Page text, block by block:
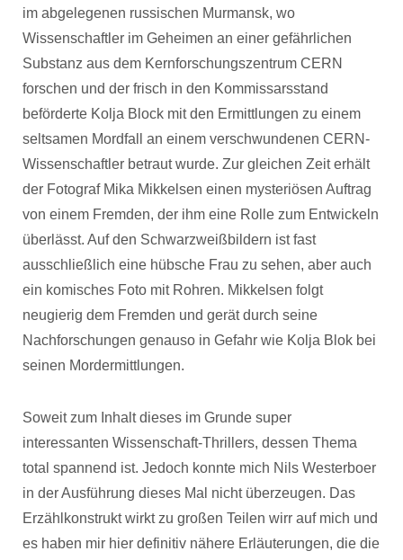
im abgelegenen russischen Murmansk, wo
Wissenschaftler im Geheimen an einer gefährlichen
Substanz aus dem Kernforschungszentrum CERN
forschen und der frisch in den Kommissarsstand
beförderte Kolja Block mit den Ermittlungen zu einem
seltsamen Mordfall an einem verschwundenen CERN-
Wissenschaftler betraut wurde. Zur gleichen Zeit erhält
der Fotograf Mika Mikkelsen einen mysteriösen Auftrag
von einem Fremden, der ihm eine Rolle zum Entwickeln
überlässt. Auf den Schwarzweißbildern ist fast
ausschließlich eine hübsche Frau zu sehen, aber auch
ein komisches Foto mit Rohren. Mikkelsen folgt
neugierig dem Fremden und gerät durch seine
Nachforschungen genauso in Gefahr wie Kolja Blok bei
seinen Mordermittlungen.
Soweit zum Inhalt dieses im Grunde super
interessanten Wissenschaft-Thrillers, dessen Thema
total spannend ist. Jedoch konnte mich Nils Westerboer
in der Ausführung dieses Mal nicht überzeugen. Das
Erzählkonstrukt wirkt zu großen Teilen wirr auf mich und
es haben mir hier definitiv nähere Erläuterungen, die die